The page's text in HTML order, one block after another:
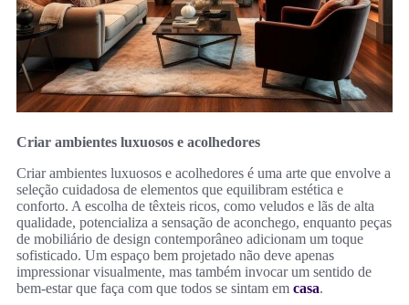
Criar ambientes luxuosos e acolhedores
Criar ambientes luxuosos e acolhedores é uma arte que envolve a
seleção cuidadosa de elementos que equilibram estética e
conforto. A escolha de têxteis ricos, como veludos e lãs de alta
qualidade, potencializa a sensação de aconchego, enquanto peças
de mobiliário de design contemporâneo adicionam um toque
sofisticado. Um espaço bem projetado não deve apenas
impressionar visualmente, mas também invocar um sentido de
bem-estar que faça com que todos se sintam em casa.